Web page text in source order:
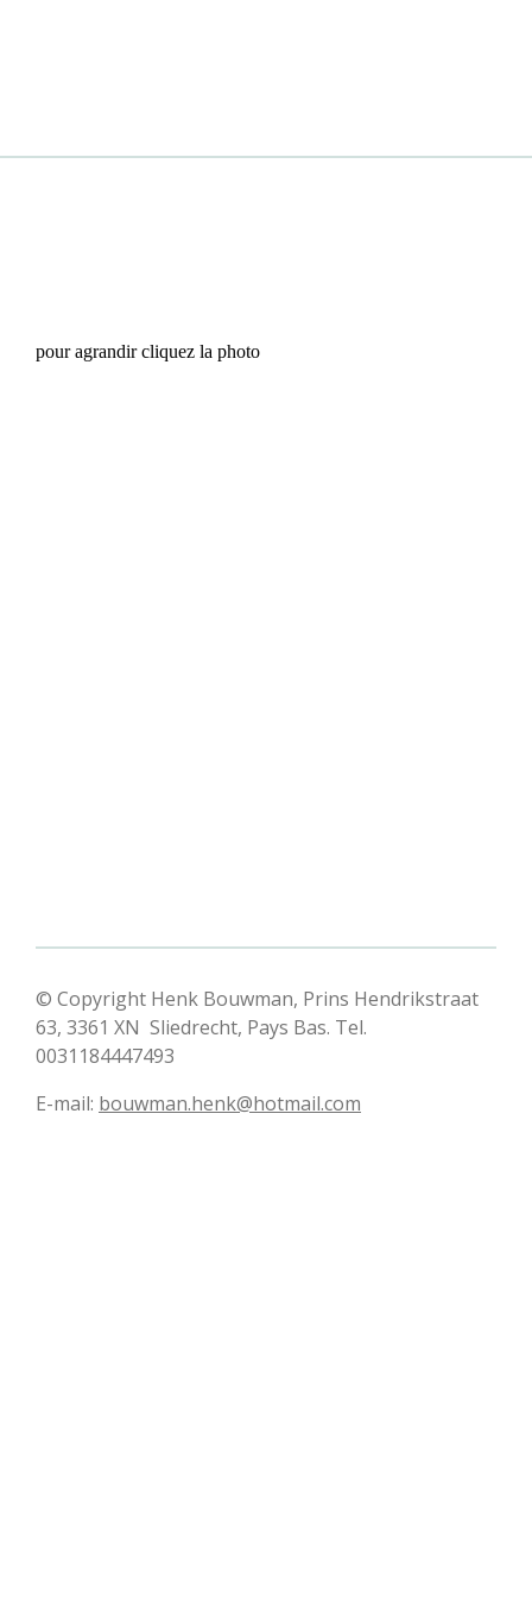
pour agrandir cliquez la photo
© Copyright Henk Bouwman, Prins Hendrikstraat
63, 3361 XN Sliedrecht, Pays Bas. Tel.
0031184447493
E-mail: bouwman.henk@hotmail.com